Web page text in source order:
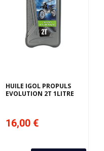
HUILE IGOL PROPULS
EVOLUTION 2T 1LITRE
16,00 €